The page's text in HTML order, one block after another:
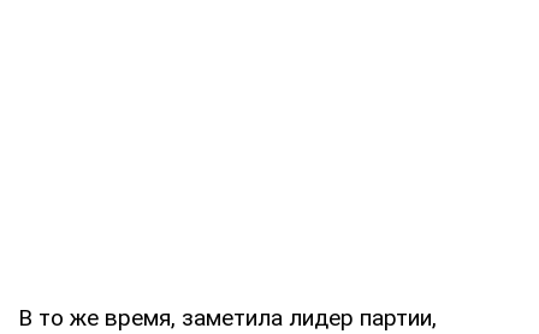
В то же время, заметила лидер партии,